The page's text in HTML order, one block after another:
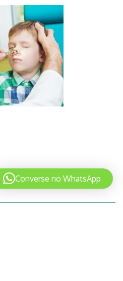
Converse no WhatsApp